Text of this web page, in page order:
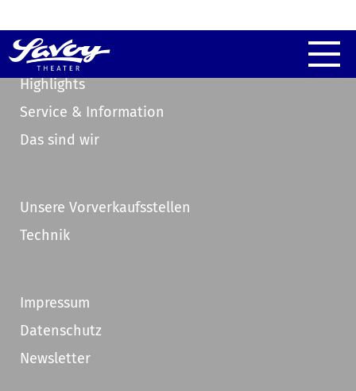
Highlights
Service & Information
Das sind wir
Unsere Vorverkaufsstellen
Technik
Impressum
Datenschutz
Newsletter